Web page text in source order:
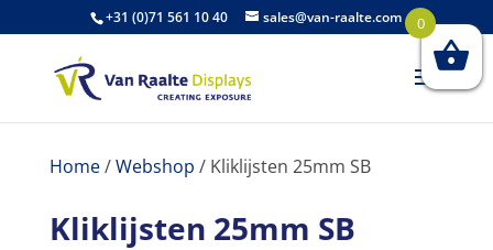
+31 (0)71 561 10 40 sales@van-raalte.com
Home/Webshop / Kliklijsten 25mm SB
Kliklijsten 25mm SB
0